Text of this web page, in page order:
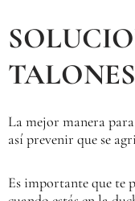
La mejor manera
así prevenir que se
Es importante que te